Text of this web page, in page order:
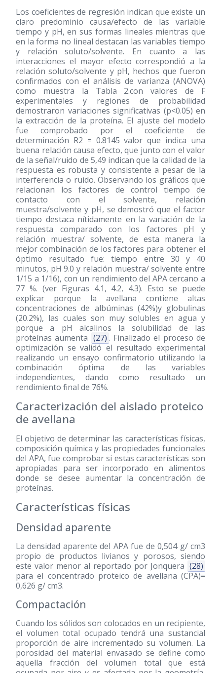
Los coeficientes de regresión indican que existe un
claro predominio causa/efecto de las variable
tiempo y pH, en sus formas lineales mientras que
en la forma no lineal destacan las variables tiempo
y relación soluto/solvente. En cuanto a las
interacciones el mayor efecto correspondió a la
relación soluto/solvente y pH, hechos que fueron
confirmados con el análisis de varianza (ANOVA)
como muestra la Tabla 2.con valores de F
experimentales y regiones de probabilidad
demostraron variaciones significativas (p<0.05) en
la extracción de la proteína. El ajuste del modelo
fue comprobado por el coeficiente de
determinación R2 = 0.8145 valor que indica una
buena relación causa efecto, que junto con el valor
de la señal/ruido de 5,49 indican que la calidad de la
respuesta es robusta y consistente a pesar de la
interferencia o ruido. Observando los gráficos que
relacionan los factores de control tiempo de
contacto con el solvente, relación
muestra/solvente y pH, se demostró que el factor
tiempo destaca nítidamente en la variación de la
respuesta comparado con los factores pH y
relación muestra/ solvente, de esta manera la
mejor combinación de los factores para obtener el
óptimo resultado fue: tiempo entre 30 y 40
minutos, pH 9.0 y relación muestra/ solvente entre
1/15 a 1/16), con un rendimiento del APA cercano a
77 %. (ver Figuras 4.1, 4.2, 4.3). Esto se puede
explicar porque la avellana contiene altas
concentraciones de albúminas (42%)y globulinas
(20.2%), las cuales son muy solubles en agua y
porque a pH alcalinos la solubilidad de las
proteínas aumenta (27) . Finalizado el proceso de
optimización se validó el resultado experimental
realizando un ensayo confirmatorio utilizando la
combinación óptima de las variables
independientes, dando como resultado un
rendimiento final de 76%.
Caracterización del aislado proteico
de avellana
El objetivo de determinar las características físicas,
composición química y las propiedades funcionales
del APA, fue comprobar si estas características son
apropiadas para ser incorporado en alimentos
donde se desee aumentar la concentración de
proteínas.
Características físicas
Densidad aparente
La densidad aparente del APA fue de 0,504 g/ cm3
propio de productos livianos y porosos, siendo
este valor menor al reportado por Jonquera (28)
para el concentrado proteico de avellana (CPA)=
0,626 g/ cm3.
Compactación
Cuando los sólidos son colocados en un recipiente,
el volumen total ocupado tendrá una sustancial
proporción de aire incrementado su volumen. La
porosidad del material envasado se define como
aquella fracción del volumen total que está